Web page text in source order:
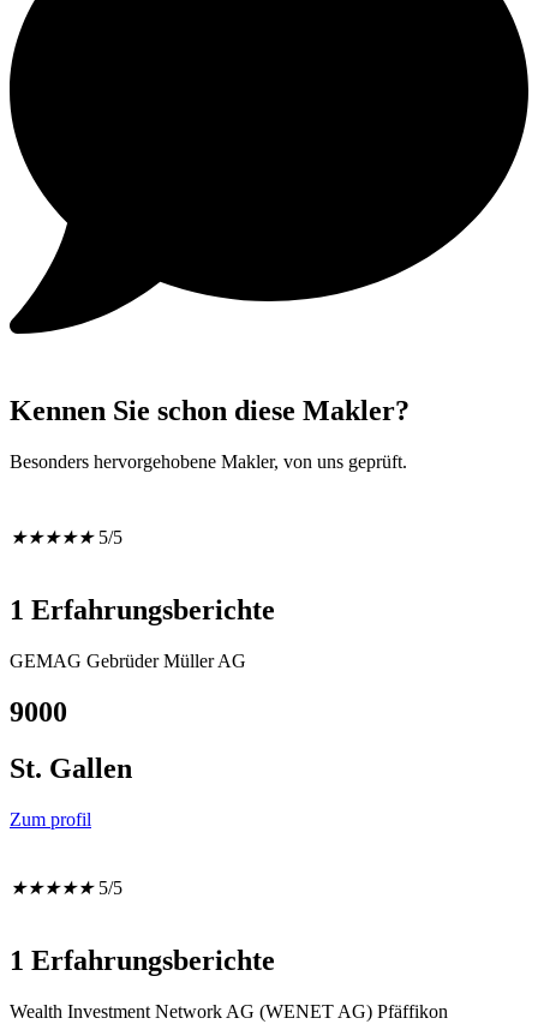
Kennen Sie schon diese Makler?
Besonders hervorgehobene Makler, von uns geprüft.
★★★★★ 5/5
1 Erfahrungsberichte
GEMAG Gebrüder Müller AG
9000
St. Gallen
Zum profil
★★★★★ 5/5
1 Erfahrungsberichte
Wealth Investment Network AG (WENET AG) Pfäffikon